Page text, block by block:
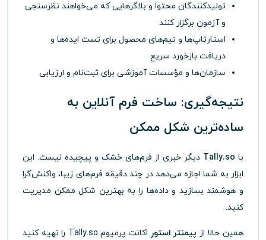
تولیدکنندگان محتوا و بلاگرهایی که می‌خواهند نظرسنجی
و آزمون برگزار کنند
استارتاپ‌ها و تیم‌های محصول برای تست ایده‌ها و
دریافت بازخورد سریع
سازمان‌ها و مؤسسات آموزشی برای ثبت‌نام و ارزیابی
نتیجه‌گیری: ساخت فرم آنلاین به
ساده‌ترین شکل ممکن
با Tally.so دیگر خبری از فرم‌های خشک و پیچیده نیست. این
ابزار به شما اجازه می‌دهد در چند دقیقه فرم‌های زیبا، واکنش‌گرا
و هوشمند بسازید و داده‌ها را به بهترین شکل ممکن مدیریت
کنید.
همین حالا از پیمنتر استور
اکانت پرمیوم Tally.so را تهیه کنید